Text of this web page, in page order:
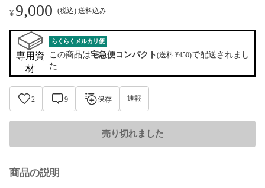
¥9,000 (税込) 送料込み
専用資
材
らくらくメルカリ便
この商品は宅急便コンパクト(送料 ¥450)で配送されまし
た
2 9 保存 通報
売り切れました
商品の説明